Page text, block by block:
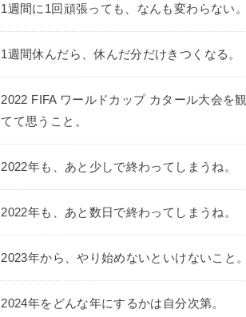
1週間に1回頑張っても、なんも変わらない。
1週間休んだら、休んだ分だけきつくなる。
2022 FIFA ワールドカップ カタール大会を観
てて思うこと。
2022年も、あと少しで終わってしまうね。
2022年も、あと数日で終わってしまうね。
2023年から、やり始めないといけないこと。
2024年をどんな年にするかは自分次第。